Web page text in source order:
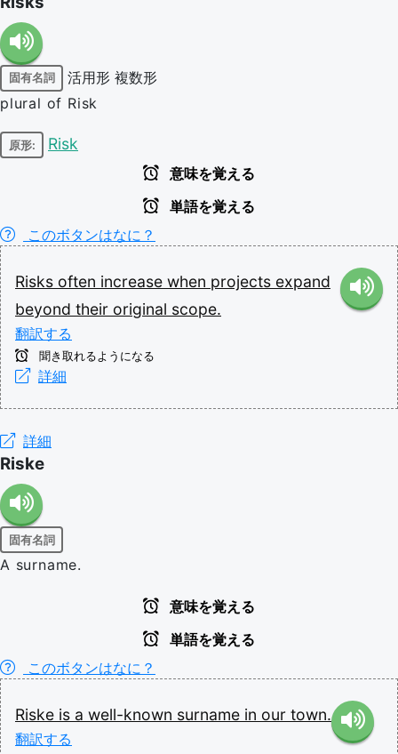
固有名詞 活用形 複数形
plural of Risk
原形: Risk
意味を覚える
単語を覚える
このボタンはなに？
Risks often increase when projects expand
beyond their original scope.
翻訳する
聞き取れるようになる
詳細
詳細
Riske
固有名詞
A surname.
意味を覚える
単語を覚える
このボタンはなに？
Riske is a well-known surname in our town.
翻訳する